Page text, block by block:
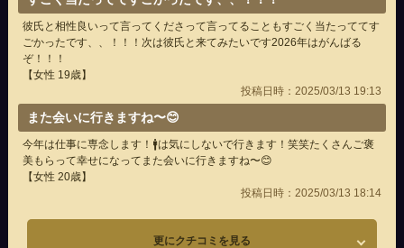
彼氏と相性良いって言ってくださって言ってることもすごく当たっててす
ごかったです、、！！！次は彼氏と来てみたいです2026年はがんばる
ぞ！！！
【女性 19歳】
投稿日時：2025/03/13 19:13
また会いに行きますね〜😊
今年は仕事に専念します！🚹は気にしないで行きます！笑笑たくさんご褒
美もらって幸せになってまた会いに行きますね〜😊
【女性 20歳】
投稿日時：2025/03/13 18:14
更にクチコミを見る